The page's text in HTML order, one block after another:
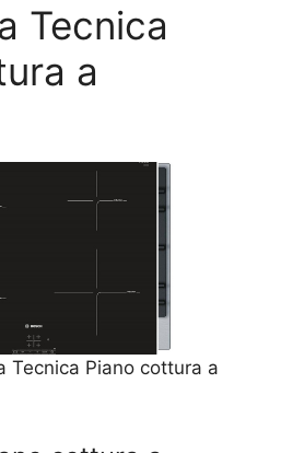
Tecnica
a
Tecnica Piano cottura a